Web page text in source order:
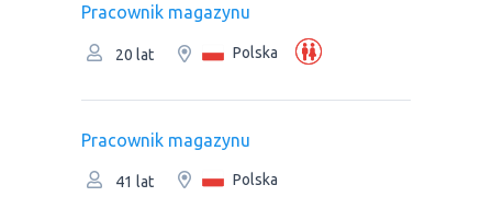
Рracownik magazynu
20 lat Polska
Рracownik magazynu
41 lat Polska